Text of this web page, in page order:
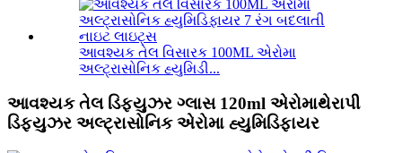
આવશ્યક તેલ વિસારક 100ML એરોમા
અલ્ટ્રાસોનિક હ્યુમિડી...
આવશ્યક તેલ ડિફ્યુઝર ગ્લાસ 120ml એરોમાથેરાપી
ડિફ્યુઝર અલ્ટ્રાસોનિક એરોમા હ્યુમિડિફાયર